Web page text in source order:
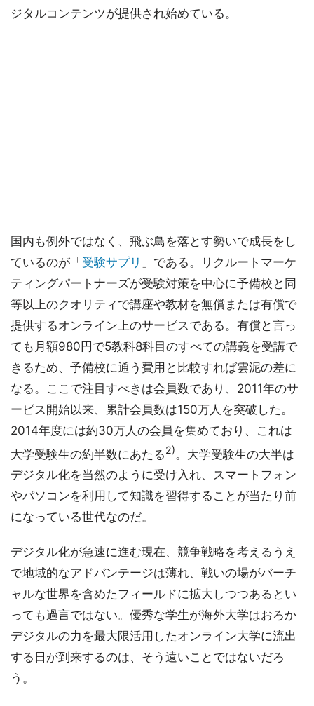
ジタルコンテンツが提供され始めている。
国内も例外ではなく、飛ぶ鳥を落とす勢いで成長をし
ているのが「受験サプリ 」である。リクルートマーケ
ティングパートナーズが受験対策を中心に予備校と同
等以上のクオリティで講座や教材を無償または有償で
提供するオンライン上のサービスである。有償と言っ
ても月額980円で5教科8科目のすべての講義を受講で
きるため、予備校に通う費用と比較すれば雲泥の差に
なる。ここで注目すべきは会員数であり、2011年のサ
ービス開始以来、累計会員数は150万人を突破した。
2014年度には約30万人の会員を集めており、これは
大学受験生の約半数にあたる2)。大学受験生の大半は
デジタル化を当然のように受け入れ、スマートフォン
やパソコンを利用して知識を習得することが当たり前
になっている世代なのだ。
デジタル化が急速に進む現在、競争戦略を考えるうえ
で地域的なアドバンテージは薄れ、戦いの場がバーチ
ャルな世界を含めたフィールドに拡大しつつあるとい
っても過言ではない。優秀な学生が海外大学はおろか
デジタルの力を最大限活用したオンライン大学に流出
する日が到来するのは、そう遠いことではないだろ
う。